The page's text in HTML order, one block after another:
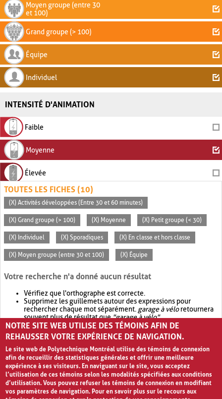
Moyen groupe (entre 30
et 100)
Grand groupe (> 100)
Équipe
Individuel
INTENSITÉ D'ANIMATION
Faible
Moyenne
Élevée
TOUTES LES FICHES (10)
(X) Activités développées (Entre 30 et 60 minutes)
(X) Grand groupe (> 100) (X) Moyenne (X) Petit groupe (< 30)
(X) Individuel (X) Sporadiques (X) En classe et hors classe
(X) Moyen groupe (entre 30 et 100) (X) Équipe
Votre recherche n'a donné aucun résultat
Vérifiez que l'orthographe est correcte.
Supprimez les guillemets autour des expressions pour
rechercher chaque mot séparément. garage à véloretournera
souvent plus de résultat que"garage à vélo".
Envisagez d'élargir votre recherche avec OR.garage OR vélo
retournera souvent plus de résultat quegarage à vélo
NOTRE SITE WEB UTILISE DES TÉMOINS AFIN DE
REHAUSSER VOTRE EXPÉRIENCE DE NAVIGATION.
Le site web de Polytechnique Montréal utilise des témoins de connexion
afin de recueillir des statistiques générales et offrir une meilleure
expérience à ses visiteurs. En naviguant sur le site, vous acceptez
l’utilisation de ces témoins selon les modalités spécifiées aux conditions
d’utilisation. Vous pouvez refuser les témoins de connexion en modifiant
vos paramètres de navigation. Pour en savoir plus sur le recours aux